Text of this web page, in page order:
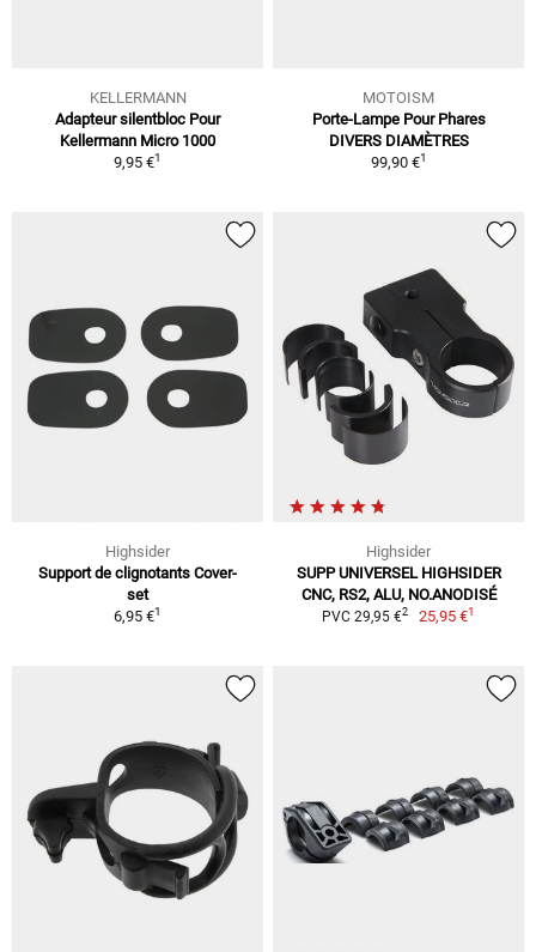
KELLERMANN
Adapteur silentbloc Pour
Kellermann Micro 1000
9,95 €1
MOTOISM
Porte-Lampe Pour Phares
DIVERS DIAMÈTRES
99,90 €1
Highsider
Support de clignotants Cover-
set
6,95 €1
Highsider
SUPP UNIVERSEL HIGHSIDER
CNC, RS2, ALU, NO.ANODISÉ
PVC 29,95 €2 25,95 €1